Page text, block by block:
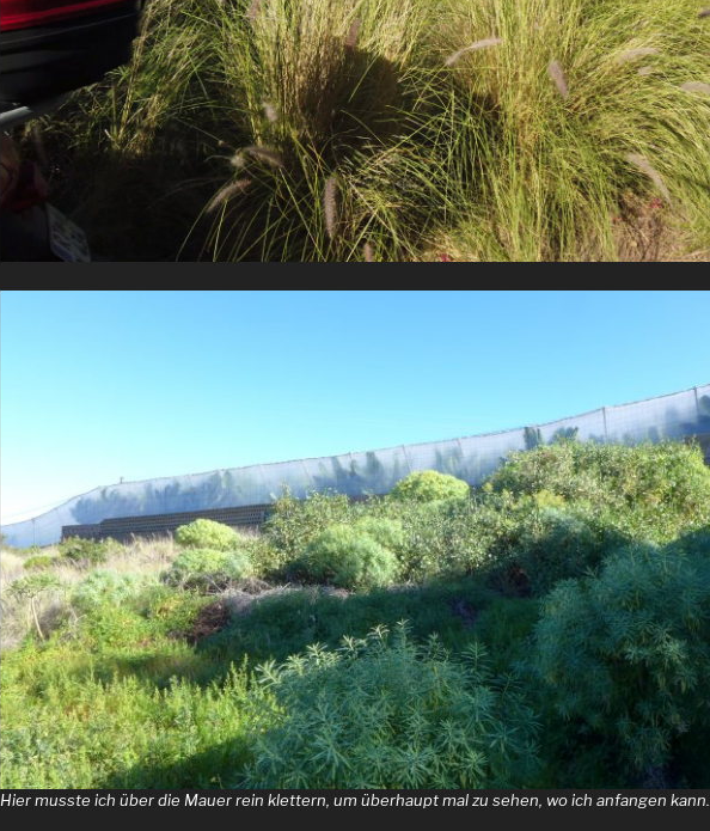
Hier musste ich über die Mauer rein klettern, um überhaupt mal zu sehen, wo ich anfangen